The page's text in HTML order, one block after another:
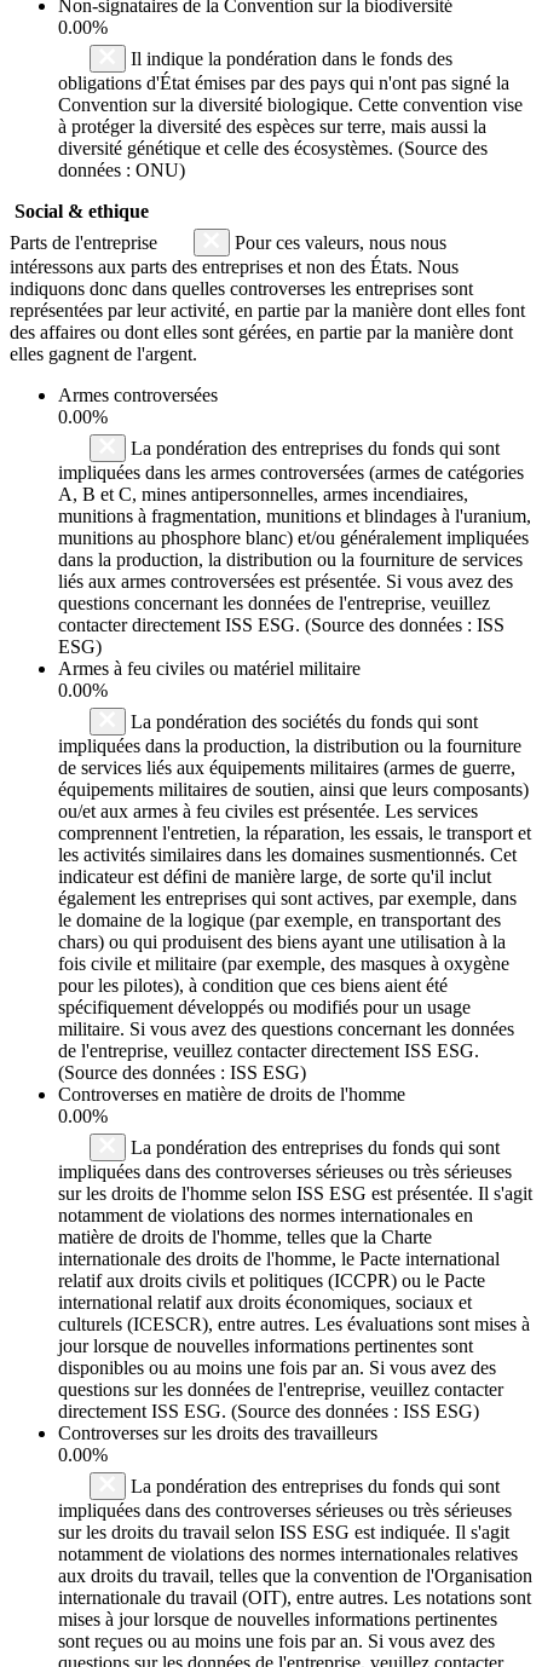
Non-signataires de la Convention sur la biodiversité
0.00%
Il indique la pondération dans le fonds des
obligations d'État émises par des pays qui n'ont pas signé la
Convention sur la diversité biologique. Cette convention vise
à protéger la diversité des espèces sur terre, mais aussi la
diversité génétique et celle des écosystèmes. (Source des
données : ONU)
Social & ethique
Parts de l'entreprise
Pour ces valeurs, nous nous
intéressons aux parts des entreprises et non des États. Nous
indiquons donc dans quelles controverses les entreprises sont
représentées par leur activité, en partie par la manière dont elles font
des affaires ou dont elles sont gérées, en partie par la manière dont
elles gagnent de l'argent.
Armes controversées
0.00%
La pondération des entreprises du fonds qui sont
impliquées dans les armes controversées (armes de catégories
A, B et C, mines antipersonnelles, armes incendiaires,
munitions à fragmentation, munitions et blindages à l'uranium,
munitions au phosphore blanc) et/ou généralement impliquées
dans la production, la distribution ou la fourniture de services
liés aux armes controversées est présentée. Si vous avez des
questions concernant les données de l'entreprise, veuillez
contacter directement ISS ESG. (Source des données : ISS
ESG)
Armes à feu civiles ou matériel militaire
0.00%
La pondération des sociétés du fonds qui sont
impliquées dans la production, la distribution ou la fourniture
de services liés aux équipements militaires (armes de guerre,
équipements militaires de soutien, ainsi que leurs composants)
ou/et aux armes à feu civiles est présentée. Les services
comprennent l'entretien, la réparation, les essais, le transport et
les activités similaires dans les domaines susmentionnés. Cet
indicateur est défini de manière large, de sorte qu'il inclut
également les entreprises qui sont actives, par exemple, dans
le domaine de la logique (par exemple, en transportant des
chars) ou qui produisent des biens ayant une utilisation à la
fois civile et militaire (par exemple, des masques à oxygène
pour les pilotes), à condition que ces biens aient été
spécifiquement développés ou modifiés pour un usage
militaire. Si vous avez des questions concernant les données
de l'entreprise, veuillez contacter directement ISS ESG.
(Source des données : ISS ESG)
Controverses en matière de droits de l'homme
0.00%
La pondération des entreprises du fonds qui sont
impliquées dans des controverses sérieuses ou très sérieuses
sur les droits de l'homme selon ISS ESG est présentée. Il s'agit
notamment de violations des normes internationales en
matière de droits de l'homme, telles que la Charte
internationale des droits de l'homme, le Pacte international
relatif aux droits civils et politiques (ICCPR) ou le Pacte
international relatif aux droits économiques, sociaux et
culturels (ICESCR), entre autres. Les évaluations sont mises à
jour lorsque de nouvelles informations pertinentes sont
disponibles ou au moins une fois par an. Si vous avez des
questions sur les données de l'entreprise, veuillez contacter
directement ISS ESG. (Source des données : ISS ESG)
Controverses sur les droits des travailleurs
0.00%
La pondération des entreprises du fonds qui sont
impliquées dans des controverses sérieuses ou très sérieuses
sur les droits du travail selon ISS ESG est indiquée. Il s'agit
notamment de violations des normes internationales relatives
aux droits du travail, telles que la convention de l'Organisation
internationale du travail (OIT), entre autres. Les notations sont
mises à jour lorsque de nouvelles informations pertinentes
sont reçues ou au moins une fois par an. Si vous avez des
questions sur les données de l'entreprise, veuillez contacter